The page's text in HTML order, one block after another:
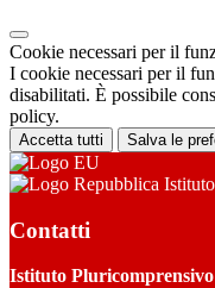
Cookie necessari per il
I cookie necessari per il
disabilitati. È possibile
policy.
Accetta tutti Salva le
Contatti
Istituto